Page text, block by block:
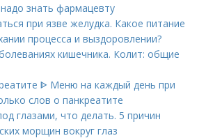
знать фармацевту
при язве желудка. Какое питание
процесса и выздоровлении?
кишечника. Колит: общие
ᐈ Меню на каждый день при
слов о панкреатите
глазами, что делать. 5 причин
морщин вокруг глаз